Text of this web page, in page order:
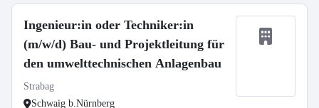
Ingenieur:in oder Techniker:in
(m/w/d) Bau- und Projektleitung für
den umwelttechnischen Anlagenbau
Strabag
Schwaig b.Nürnberg